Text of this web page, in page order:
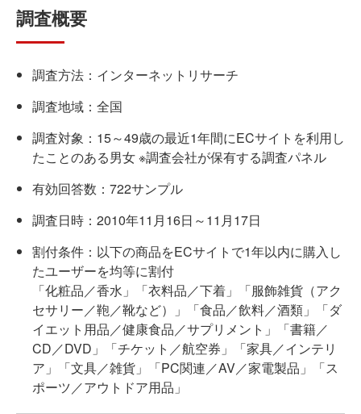
調査概要
調査方法：インターネットリサーチ
調査地域：全国
調査対象：15～49歳の最近1年間にECサイトを利用し
たことのある男女 ※調査会社が保有する調査パネル
有効回答数：722サンプル
調査日時：2010年11月16日～11月17日
割付条件：以下の商品をECサイトで1年以内に購入し
たユーザーを均等に割付
「化粧品／香水」「衣料品／下着」「服飾雑貨（アク
セサリー／鞄／靴など）」「食品／飲料／酒類」「ダ
イエット用品／健康食品／サプリメント」「書籍／
CD／DVD」「チケット／航空券」「家具／インテリ
ア」「文具／雑貨」「PC関連／AV／家電製品」「ス
ポーツ／アウトドア用品」